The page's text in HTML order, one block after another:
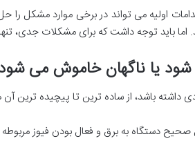
اولیه می تواند در برخی موارد مشکل را حل
باید توجه داشت که برای مشکلات جدی،
یا ناگهان خاموش می
باشد، از ساده ترین تا پیچیده ترین آن
صحیح دستگاه به برق و فعال بودن فیوز